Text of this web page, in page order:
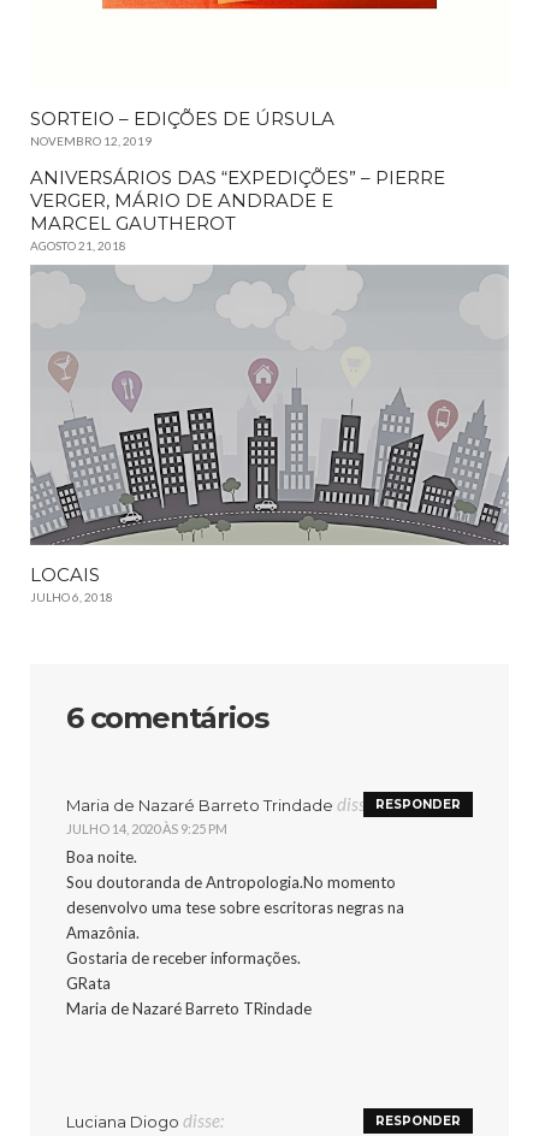
SORTEIO – EDIÇÕES DE ÚRSULA
NOVEMBRO 12, 2019
ANIVERSÁRIOS DAS “EXPEDIÇÕES” – PIERRE
VERGER, MÁRIO DE ANDRADE E
MARCEL GAUTHEROT
AGOSTO 21, 2018
LOCAIS
JULHO 6, 2018
6 comentários
Maria de Nazaré Barreto Trindade disse:
JULHO 14, 2020 ÀS 9:25 PM
Boa noite.
Sou doutoranda de Antropologia.No momento
desenvolvo uma tese sobre escritoras negras na
Amazônia.
Gostaria de receber informações.
GRata
Maria de Nazaré Barreto TRindade
RESPONDER
Luciana Diogo disse: RESPONDER